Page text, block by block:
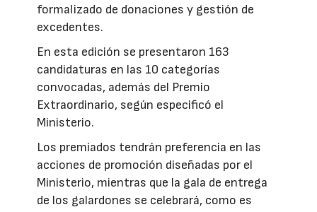
formalizado de donaciones y gestión de
excedentes.
En esta edición se presentaron 163
candidaturas en las 10 categorías
convocadas, además del Premio
Extraordinario, según especificó el
Ministerio.
Los premiados tendrán preferencia en las
acciones de promoción diseñadas por el
Ministerio, mientras que la gala de entrega
de los galardones se celebrará, como es